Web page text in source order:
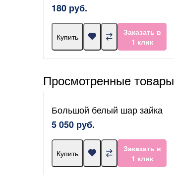
180 руб.
Купить
Заказать в
1 клик
Просмотренные товары
Большой белый шар зайка
5 050 руб.
Купить
Заказать в
1 клик